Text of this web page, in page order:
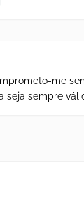
me
seja sempre